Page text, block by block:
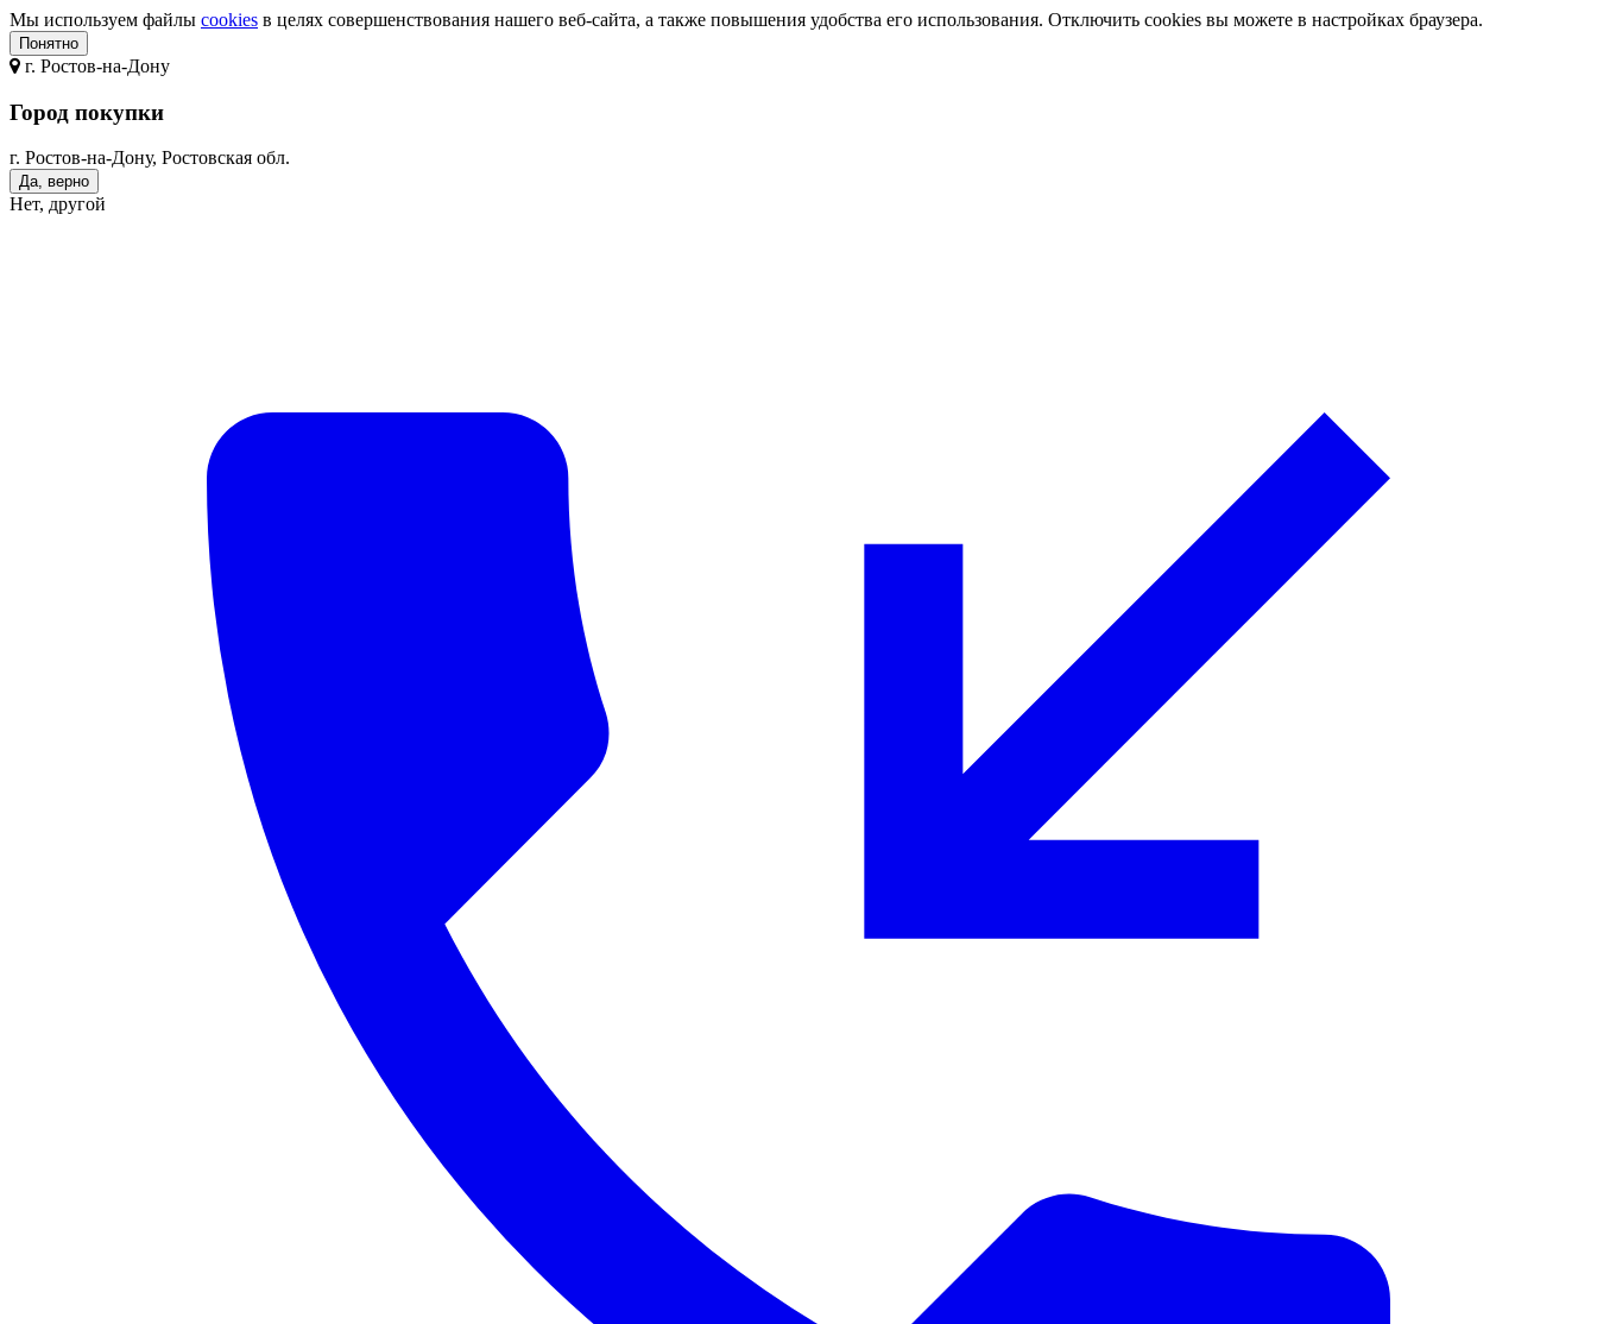
Мы используем файлы cookies в целях совершенствования нашего веб-сайта, а также повышения удобства его использования. Отключить cookies вы можете в настройках браузера.
Понятно
г. Ростов-на-Дону
Город покупки
г. Ростов-на-Дону, Ростовская обл.
Да, верно
Нет, другой